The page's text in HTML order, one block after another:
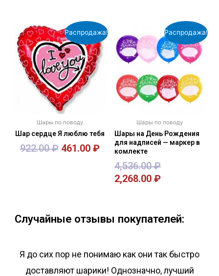
Распродажа!
Шары по поводу
Шар сердце Я люблю тебя
922.00₽ 461.00 ₽
Распродажа!
Шары по поводу
Шары на День Рождения
для надписей — маркер в
комлекте
4,536.00₽
2,268.00 ₽
Случайные отзывы покупателей:
Я до сих пор не понимаю как они так быстро
доставляют шарики! Однозначно, лучший